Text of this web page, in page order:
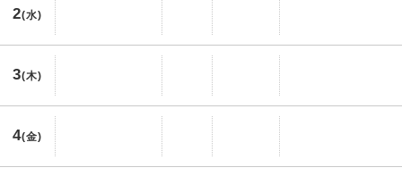
2(水)
3(木)
4(金)